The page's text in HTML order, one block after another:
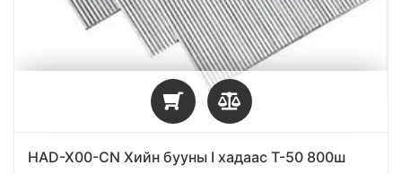
HAD-X00-CN Хийн бууны I хадаас T-50 800ш